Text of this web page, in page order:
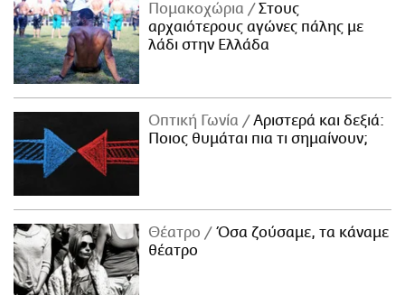
Πομακοχώρια
Στους
αρχαιότερους αγώνες πάλης με
λάδι στην Ελλάδα
Οπτική Γωνία
Αριστερά και δεξιά:
Ποιος θυμάται πια τι σημαίνουν;
Θέατρο
Όσα ζούσαμε, τα κάναμε
θέατρο